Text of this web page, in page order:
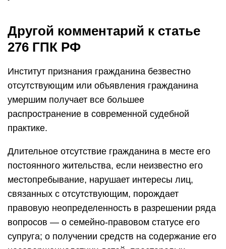
Другой комментарий к статье
276 ГПК РФ
Институт признания гражданина безвестно
отсутствующим или объявления гражданина
умершим получает все большее
распространение в современной судебной
практике.
Длительное отсутствие гражданина в месте его
постоянного жительства, если неизвестно его
местопребывание, нарушает интересы лиц,
связанных с отсутствующим, порождает
правовую неопределенность в разрешении ряда
вопросов — о семейно-правовом статусе его
супруга; о получении средств на содержание его